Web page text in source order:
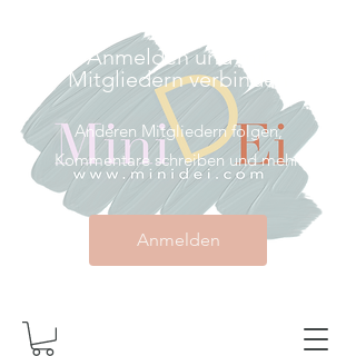
Anmelden und mit
Mitgliedern verbinden
Anderen Mitgliedern folgen,
Kommentare schreiben und mehr.
Anmelden